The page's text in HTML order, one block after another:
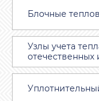
Блочные
Узлы учета